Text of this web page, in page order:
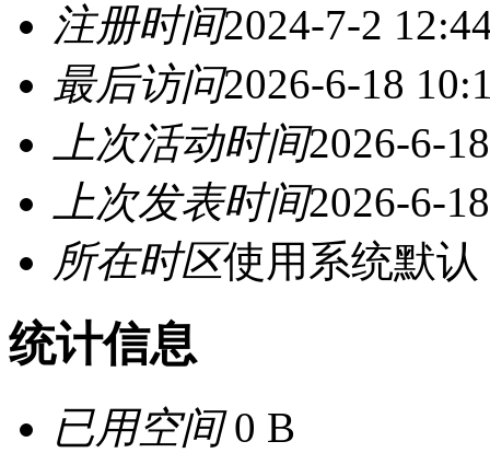
注册时间2024-7-2
最后访问2026-6-18
上次活动时间2026-6-
上次发表时间2026-6-
所在时区使用系统默认
统计信息
已用空间0 B